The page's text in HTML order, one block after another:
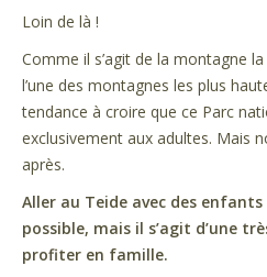
Loin de là !
Comme il s’agit de la montagne
l’une des montagnes les plus
tendance à croire que ce Parc
exclusivement aux adultes. Mais
après.
Aller au Teide avec des
possible, mais il s’agit d’une
profiter en famille.